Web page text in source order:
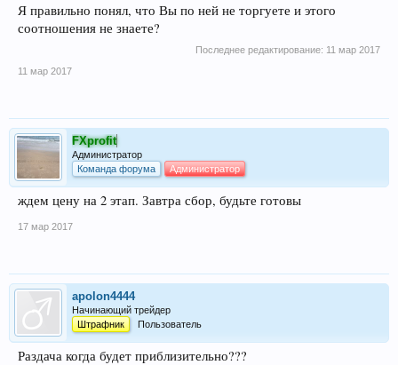
Я правильно понял, что Вы по ней не торгуете и этого
соотношения не знаете?
Последнее редактирование: 11 мар 2017
11 мар 2017
FXprofit
Администратор
Команда форума
Администратор
ждем цену на 2 этап. Завтра сбор, будьте готовы
17 мар 2017
apolon4444
Начинающий трейдер
Штрафник
Пользователь
Раздача когда будет приблизительно???